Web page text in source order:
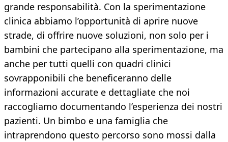
grande responsabilità. Con la sperimentazione
clinica abbiamo l’opportunità di aprire nuove
strade, di offrire nuove soluzioni, non solo per i
bambini che partecipano alla sperimentazione, ma
anche per tutti quelli con quadri clinici
sovrapponibili che beneficeranno delle
informazioni accurate e dettagliate che noi
raccogliamo documentando l’esperienza dei nostri
pazienti. Un bimbo e una famiglia che
intraprendono questo percorso sono mossi dalla